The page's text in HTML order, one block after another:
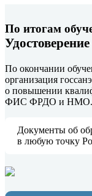
По итогам
По окончании
организация
о повышении
ФИС ФРДО и НМО.
Документы об
в любую точку